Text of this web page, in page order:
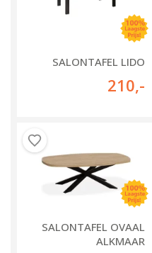
SALONTAFEL LIDO
210,-
SALONTAFEL OVAAL
ALKMAAR